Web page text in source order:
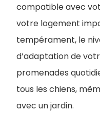
compatible avec
votre logement
tempérament, le
d’adaptation de
promenades
tous les chiens,
avec un jardin.